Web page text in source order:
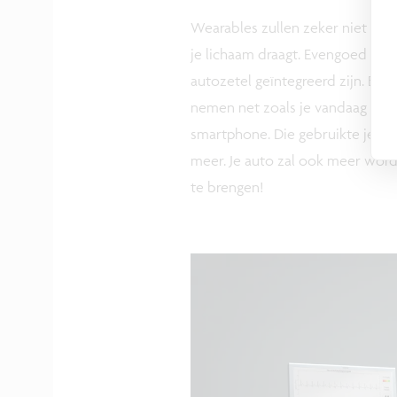
Wearables zullen zeker niet
je lichaam draagt. Evengoed
autozetel geïntegreerd zijn. Bij
nemen net zoals je vandaag
smartphone. Die gebruikte je
meer. Je auto zal ook meer
te brengen!